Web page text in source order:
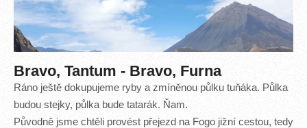
Bravo, Tantum - Bravo, Furna
Ráno ještě dokupujeme ryby a zmíněnou půlku tuňáka. Půlka
budou stejky, půlka bude tatarák. Ňam.
Původně jsme chtěli provést přejezd na Fogo jižní cestou, tedy